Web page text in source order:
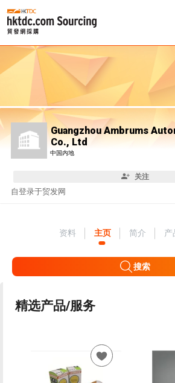
Guangzhou Ambrums
Co., Ltd
中国内地
关注
自登录于贸发网
资料 主页 简介 产
搜索
精选产品/服务